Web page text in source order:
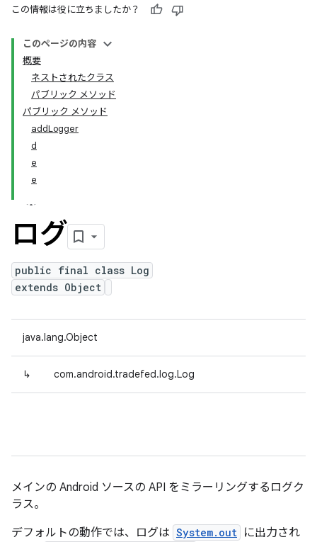
この情報は役に立ちましたか？
このページの内容
概要
ネストされたクラス
パブリック メソッド
パブリック メソッド
addLogger
d
e
e
ログ
public final class Log
extends Object
java.lang.Object
↳ com.android.tradefed.log.Log
メインの Android ソースの API をミラーリングするログク
ラス。
デフォルトの動作では、ログは System.out に出力され